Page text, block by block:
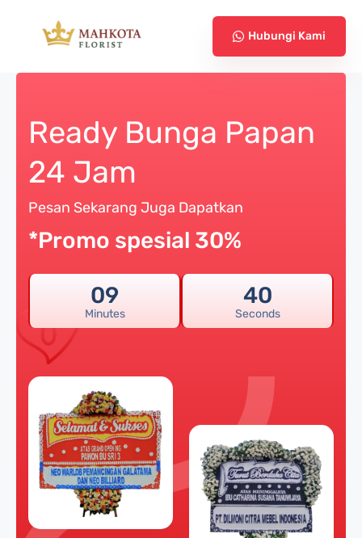
Hubungi Kami
Ready Bunga Papan
24 Jam
Pesan Sekarang Juga Dapatkan
*Promo spesial 30%
09
Minutes
39
Seconds